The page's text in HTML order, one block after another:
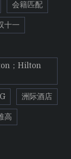
会籍匹配
十一
；Hilton
洲际酒店
高